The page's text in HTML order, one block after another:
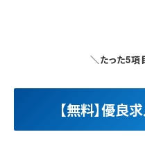
＼たった5項
【無料】優良